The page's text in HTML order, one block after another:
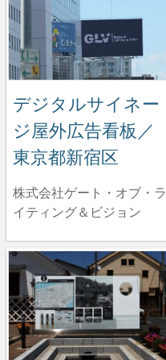
デジタルサイネー
ジ屋外広告看板／
東京都新宿区
株式会社ゲート・オブ・ラ
イティング＆ビジョン